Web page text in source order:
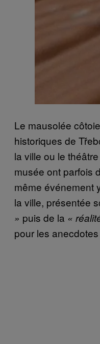
Le mausolée
historiques de
la ville ou le
musée ont parfois
même événement
la ville, présentée
» puis de la «
pour les